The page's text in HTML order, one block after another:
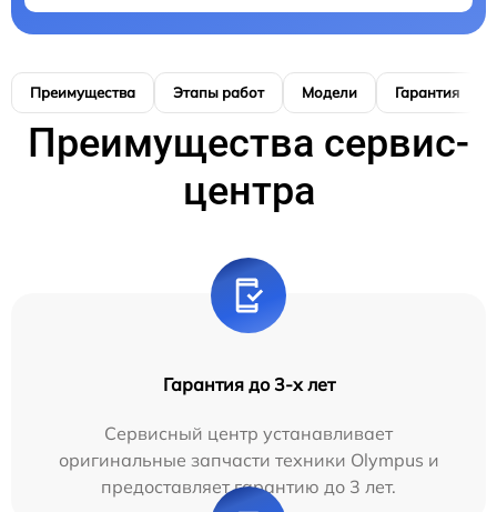
Преимущества Этапы работ Модели Гарантия
Преимущества сервис-
центра
Гарантия до 3-х лет
Сервисный центр устанавливает
оригинальные запчасти техники Olympus и
предоставляет гарантию до 3 лет.